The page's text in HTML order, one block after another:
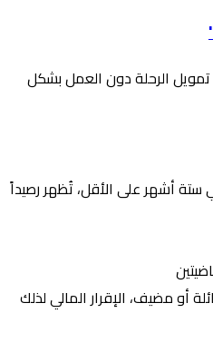
الرحلة دون العمل بشكل
أشهر على الأقل، تُظهر رصيداً
أو مضيف، الإقرار المالي لذلك